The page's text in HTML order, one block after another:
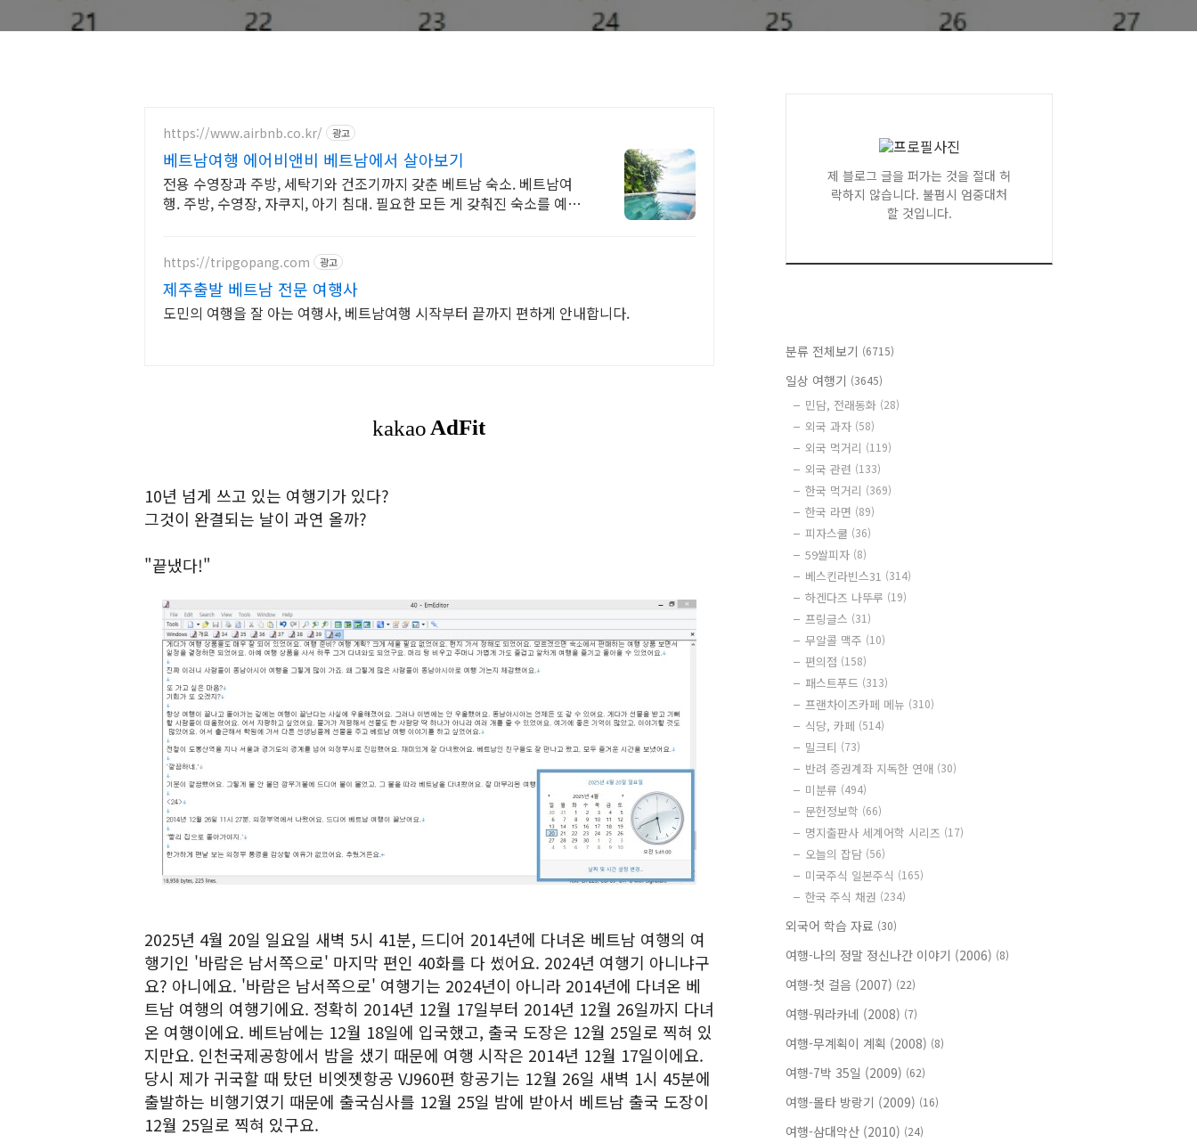
https://www.airbnb.co.kr/ 광고
베트남여행 에어비앤비 베트남에서 살아보기
전용 수영장과 주방, 세탁기와 건조기까지 갖춘 베트남 숙소. 베트남여
행. 주방, 수영장, 자쿠지, 아기 침대. 필요한 모든 게 갖춰진 숙소를 예약
https://tripgopang.com 광고
제주출발 베트남 전문 여행사
도민의 여행을 잘 아는 여행사, 베트남여행 시작부터 끝까지 편하게 안내합니다.
10년 넘게 쓰고 있는 여행기가 있다?
그것이 완결되는 날이 과연 올까?
"끝냈다!"
2025년 4월 20일 일요일 새벽 5시 41분, 드디어 2014년에 다녀온 베트남 여행의 여
행기인 '바람은 남서쪽으로' 마지막 편인 40화를 다 썼어요. 2024년 여행기 아니냐구
요? 아니에요. '바람은 남서쪽으로' 여행기는 2024년이 아니라 2014년에 다녀온 베
트남 여행의 여행기에요. 정확히 2014년 12월 17일부터 2014년 12월 26일까지 다녀
온 여행이에요. 베트남에는 12월 18일에 입국했고, 출국 도장은 12월 25일로 찍혀 있
지만요. 인천국제공항에서 밤을 샜기 때문에 여행 시작은 2014년 12월 17일이에요.
당시 제가 귀국할 때 탔던 비엣젯항공 VJ960편 항공기는 12월 26일 새벽 1시 45분에
출발하는 비행기였기 때문에 출국심사를 12월 25일 밤에 받아서 베트남 출국 도장이
12월 25일로 찍혀 있구요.
제 블로그 글을 퍼가는 것을 절대 허
락하지 않습니다. 불펌시 엄중대처
할 것입니다.
분류 전체보기 (6715)
일상 여행기 (3645)
민담, 전래동화 (28)
외국 과자 (58)
외국 먹거리 (119)
외국 관련 (133)
한국 먹거리 (369)
한국 라면 (89)
피자스쿨 (36)
59쌀피자 (8)
베스킨라빈스31 (314)
하겐다즈 나뚜루 (19)
프링글스 (31)
무알콜 맥주 (10)
편의점 (158)
패스트푸드 (313)
프랜차이즈카페 메뉴 (310)
식당, 카페 (514)
밀크티 (73)
반려 증권계좌 지독한 연애 (30)
미분류 (494)
문헌정보학 (66)
명지출판사 세계어학 시리즈 (17)
오늘의 잡담 (56)
미국주식 일본주식 (165)
한국 주식 채권 (234)
외국어 학습 자료 (30)
여행-나의 정말 정신나간 이야기 (2006) (8)
여행-첫 걸음 (2007) (22)
여행-뭐라카네 (2008) (7)
여행-무계획이 계획 (2008) (8)
여행-7박 35일 (2009) (62)
여행-몰타 방랑기 (2009) (16)
여행-삼대악산 (2010) (24)